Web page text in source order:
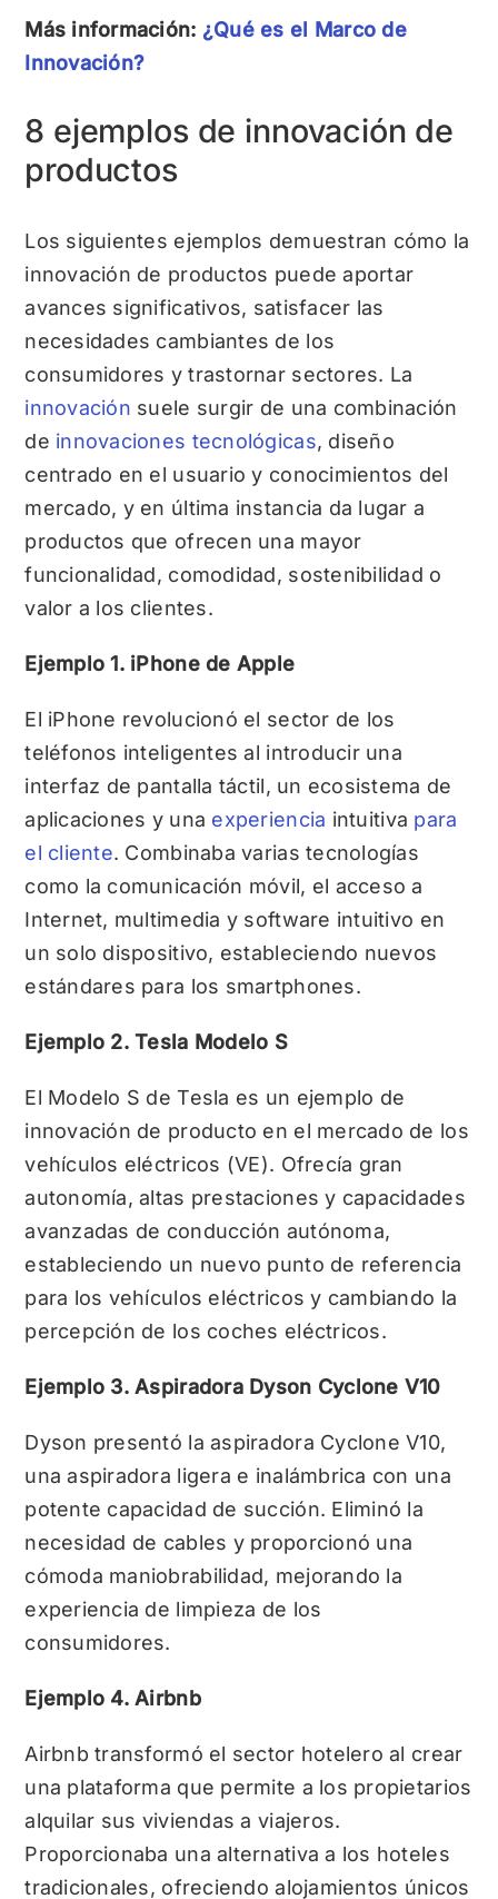
Más información: ¿Qué es el Marco de
Innovación?
8 ejemplos de innovación de
productos
Los siguientes ejemplos demuestran cómo la
innovación de productos puede aportar
avances significativos, satisfacer las
necesidades cambiantes de los
consumidores y trastornar sectores. La
innovación suele surgir de una combinación
de innovaciones tecnológicas, diseño
centrado en el usuario y conocimientos del
mercado, y en última instancia da lugar a
productos que ofrecen una mayor
funcionalidad, comodidad, sostenibilidad o
valor a los clientes.
Ejemplo 1. iPhone de Apple
El iPhone revolucionó el sector de los
teléfonos inteligentes al introducir una
interfaz de pantalla táctil, un ecosistema de
aplicaciones y una experiencia intuitiva para
el cliente. Combinaba varias tecnologías
como la comunicación móvil, el acceso a
Internet, multimedia y software intuitivo en
un solo dispositivo, estableciendo nuevos
estándares para los smartphones.
Ejemplo 2. Tesla Modelo S
El Modelo S de Tesla es un ejemplo de
innovación de producto en el mercado de los
vehículos eléctricos (VE). Ofrecía gran
autonomía, altas prestaciones y capacidades
avanzadas de conducción autónoma,
estableciendo un nuevo punto de referencia
para los vehículos eléctricos y cambiando la
percepción de los coches eléctricos.
Ejemplo 3. Aspiradora Dyson Cyclone V10
Dyson presentó la aspiradora Cyclone V10,
una aspiradora ligera e inalámbrica con una
potente capacidad de succión. Eliminó la
necesidad de cables y proporcionó una
cómoda maniobrabilidad, mejorando la
experiencia de limpieza de los
consumidores.
Ejemplo 4. Airbnb
Airbnb transformó el sector hotelero al crear
una plataforma que permite a los propietarios
alquilar sus viviendas a viajeros.
Proporcionaba una alternativa a los hoteles
tradicionales, ofreciendo alojamientos únicos